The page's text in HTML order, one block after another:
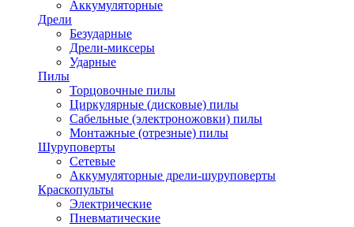
Аккумуляторные
Дрели
Безударные
Дрели-миксеры
Ударные
Пилы
Торцовочные пилы
Циркулярные (дисковые) пилы
Сабельные (электроножовки) пилы
Монтажные (отрезные) пилы
Шуруповерты
Сетевые
Аккумуляторные дрели-шуруповерты
Краскопульты
Электрические
Пневматические